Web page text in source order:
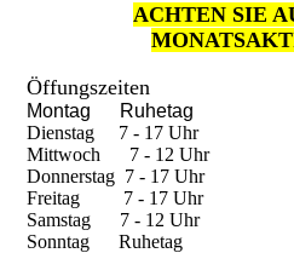
ACHTEN SIE
Öffungszeiten
Montag Ruhetag
Dienstag 7 - 17 Uhr
Mittwoch 7 - 12 Uhr
Donnerstag 7 - 17 Uhr
Freitag 7 - 17 Uhr
Samstag 7 - 12 Uhr
Sonntag Ruhetag